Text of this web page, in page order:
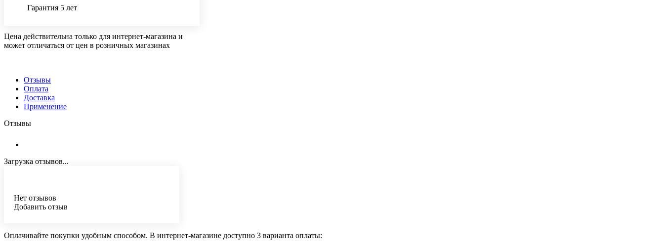
Гарантия 5 лет
Цена действительна только для интернет-магазина и
может отличаться от цен в розничных магазинах
Отзывы
Оплата
Доставка
Применение
Отзывы
Загрузка отзывов...
Нет отзывов
Добавить отзыв
Оплачивайте покупки удобным способом. В интернет-магазине доступно 3 варианта оплаты: